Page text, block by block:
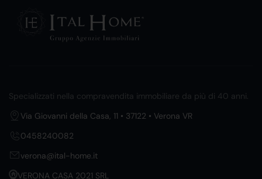
Specializzati nella compravendita immobiliare da più di 40 anni.
Via Giovanni della Casa, 11 • 37122 • Verona VR
0458240082
verona@ital-home.it
VERONA CASA 2021 SRL